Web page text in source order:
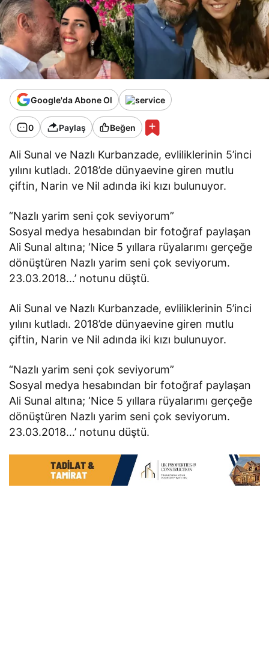
Google'da Abone Ol
0 Paylaş Beğen
Ali Sunal ve Nazlı Kurbanzade, evliliklerinin 5’inci
yılını kutladı. 2018’de dünyaevine giren mutlu
çiftin, Narin ve Nil adında iki kızı bulunuyor.
“Nazlı yarim seni çok seviyorum”
Sosyal medya hesabından bir fotoğraf paylaşan
Ali Sunal altına; ‘Nice 5 yıllara rüyalarımı gerçeğe
dönüştüren Nazlı yarim seni çok seviyorum.
23.03.2018…’ notunu düştü.
Ali Sunal ve Nazlı Kurbanzade, evliliklerinin 5’inci
yılını kutladı. 2018’de dünyaevine giren mutlu
çiftin, Narin ve Nil adında iki kızı bulunuyor.
“Nazlı yarim seni çok seviyorum”
Sosyal medya hesabından bir fotoğraf paylaşan
Ali Sunal altına; ‘Nice 5 yıllara rüyalarımı gerçeğe
dönüştüren Nazlı yarim seni çok seviyorum.
23.03.2018…’ notunu düştü.